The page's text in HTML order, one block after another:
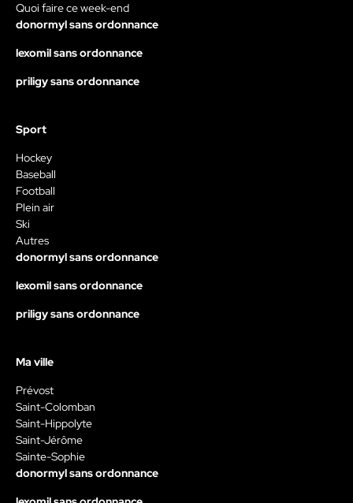
Quoi faire ce week-end
donormyl sans ordonnance
lexomil sans ordonnance
priligy sans ordonnance
Sport
Hockey
Baseball
Football
Plein air
Ski
Autres
donormyl sans ordonnance
lexomil sans ordonnance
priligy sans ordonnance
Ma ville
Prévost
Saint-Colomban
Saint-Hippolyte
Saint-Jérôme
Sainte-Sophie
donormyl sans ordonnance